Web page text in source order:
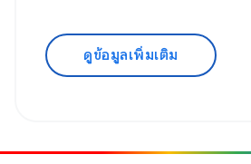
ดูข้อมูลเพิ่มเติม